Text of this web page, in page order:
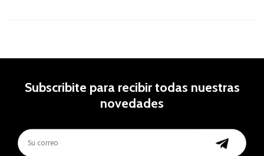
Subscribite para recibir todas nuestras
novedades